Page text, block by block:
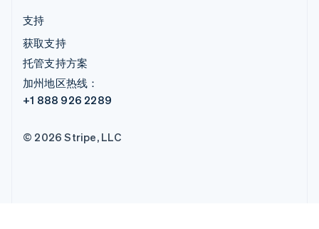
支持
获取支持
托管支持方案
加州地区热线：
+1 888 926 2289
© 2026 Stripe, LLC